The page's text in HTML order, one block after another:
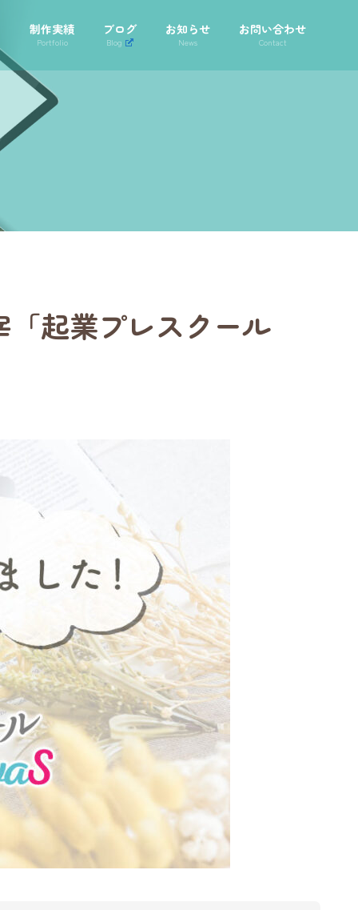
制作実績
Portfolio
ブログ
Blog
お知らせ
News
お問い合わせ
Contact
起業プレスクール